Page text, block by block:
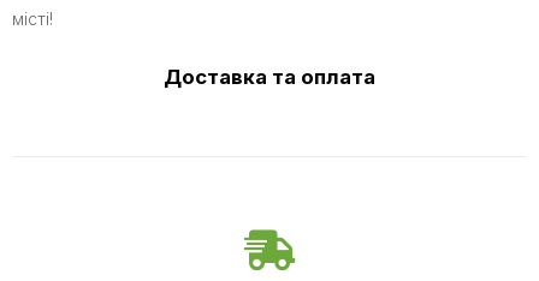
місті!
Доставка та оплата